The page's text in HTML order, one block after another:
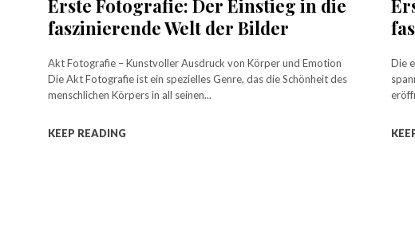
Erste Fotografie: Der Einstieg in die
faszinierende Welt der Bilder
Akt Fotografie – Kunstvoller Ausdruck von Körper und Emotion
Die Akt Fotografie ist ein spezielles Genre, das die Schönheit des
menschlichen Körpers in all seinen...
KEEP READING
Die